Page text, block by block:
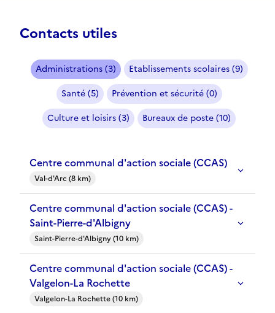
Contacts utiles
Administrations (3)
Etablissements scolaires (9)
Santé (5)
Prévention et sécurité (0)
Culture et loisirs (3)
Bureaux de poste (10)
Centre communal d'action sociale (CCAS)
Val-d'Arc (8 km)
Centre communal d'action sociale (CCAS) -
Saint-Pierre-d'Albigny
Saint-Pierre-d'Albigny (10 km)
Centre communal d'action sociale (CCAS) -
Valgelon-La Rochette
Valgelon-La Rochette (10 km)